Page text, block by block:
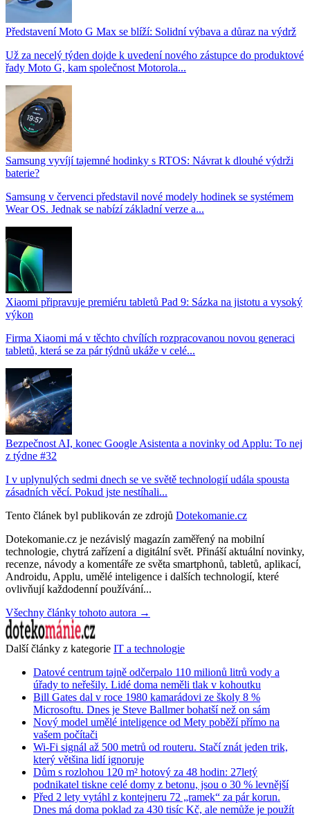
Představení Moto G Max se blíží: Solidní výbava a důraz na výdrž
Už za necelý týden dojde k uvedení nového zástupce do produktové
řady Moto G, kam společnost Motorola...
Samsung vyvíjí tajemné hodinky s RTOS: Návrat k dlouhé výdrži
baterie?
Samsung v červenci představil nové modely hodinek se systémem
Wear OS. Jednak se nabízí základní verze a...
Xiaomi připravuje premiéru tabletů Pad 9: Sázka na jistotu a vysoký
výkon
Firma Xiaomi má v těchto chvílích rozpracovanou novou generaci
tabletů, která se za pár týdnů ukáže v celé...
Bezpečnost AI, konec Google Asistenta a novinky od Applu: To nej
z týdne #32
I v uplynulých sedmi dnech se ve světě technologií udála spousta
zásadních věcí. Pokud jste nestíhali...
Tento článek byl publikován ze zdrojů Dotekomanie.cz
Dotekomanie.cz je nezávislý magazín zaměřený na mobilní
technologie, chytrá zařízení a digitální svět. Přináší aktuální novinky,
recenze, návody a komentáře ze světa smartphonů, tabletů, aplikací,
Androidu, Applu, umělé inteligence i dalších technologií, které
ovlivňují každodenní používání...
Všechny články tohoto autora →
Další články z kategorie IT a technologie
Datové centrum tajně odčerpalo 110 milionů litrů vody a
úřady to neřešily. Lidé doma neměli tlak v kohoutku
Bill Gates dal v roce 1980 kamarádovi ze školy 8 %
Microsoftu. Dnes je Steve Ballmer bohatší než on sám
Nový model umělé inteligence od Mety poběží přímo na
vašem počítači
Wi-Fi signál až 500 metrů od routeru. Stačí znát jeden trik,
který většina lidí ignoruje
Dům s rozlohou 120 m² hotový za 48 hodin: 27letý
podnikatel tiskne celé domy z betonu, jsou o 30 % levnější
Před 2 lety vytáhl z kontejneru 72 „ramek“ za pár korun.
Dnes má doma poklad za 430 tisíc Kč, ale nemůže je použít